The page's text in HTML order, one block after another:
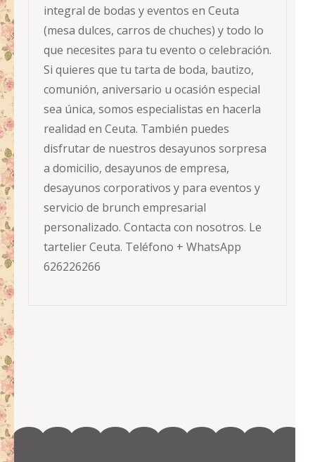
integral de bodas y eventos en Ceuta
(mesa dulces, carros de chuches) y todo lo
que necesites para tu evento o celebración.
Si quieres que tu tarta de boda, bautizo,
comunión, aniversario u ocasión especial
sea única, somos especialistas en hacerla
realidad en Ceuta. También puedes
disfrutar de nuestros desayunos sorpresa
a domicilio, desayunos de empresa,
desayunos corporativos y para eventos y
servicio de brunch empresarial
personalizado. Contacta con nosotros. Le
tartelier Ceuta. Teléfono + WhatsApp
626226266